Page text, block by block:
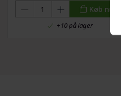
Køb nu
+10 på lager